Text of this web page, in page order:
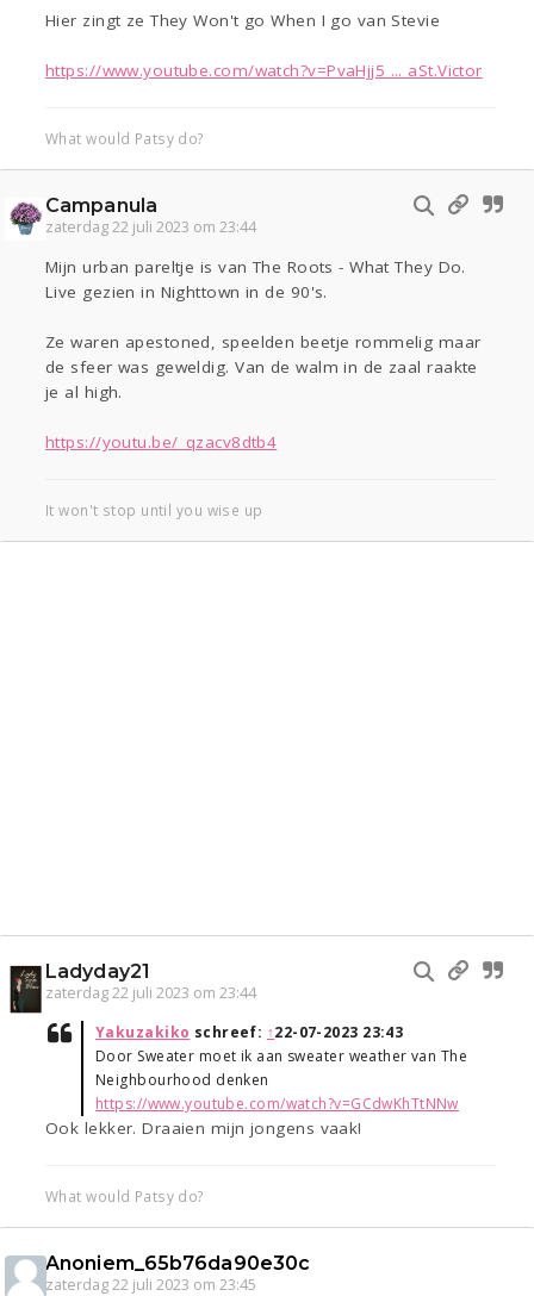
Hier zingt ze They Won't go When I go van Stevie
https://www.youtube.com/watch?v=PvaHjj5 ... aSt.Victor
What would Patsy do?
Campanula
zaterdag 22 juli 2023 om 23:44
Mijn urban pareltje is van The Roots - What They Do.
Live gezien in Nighttown in de 90's.
Ze waren apestoned, speelden beetje rommelig maar
de sfeer was geweldig. Van de walm in de zaal raakte
je al high.
https://youtu.be/_qzacv8dtb4
It won't stop until you wise up
Ladyday21
zaterdag 22 juli 2023 om 23:44
Yakuzakiko schreef: ↑22-07-2023 23:43
Door Sweater moet ik aan sweater weather van The
Neighbourhood denken
https://www.youtube.com/watch?v=GCdwKhTtNNw
Ook lekker. Draaien mijn jongens vaak!
What would Patsy do?
Anoniem_65b76da90e30c
zaterdag 22 juli 2023 om 23:45